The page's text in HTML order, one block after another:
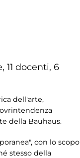
11 docenti, 6
dell'arte,
della Bauhaus.
con lo scopo
stesso della